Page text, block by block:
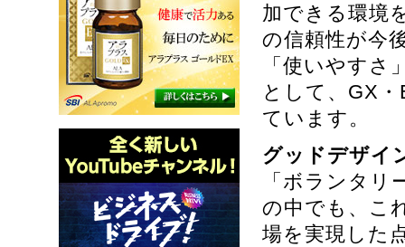
加できる環境
の信頼性が今
「使いやす
として、GX
ています。
グッドデザイ
「ボランタ
の中でも、こ
場を実現した